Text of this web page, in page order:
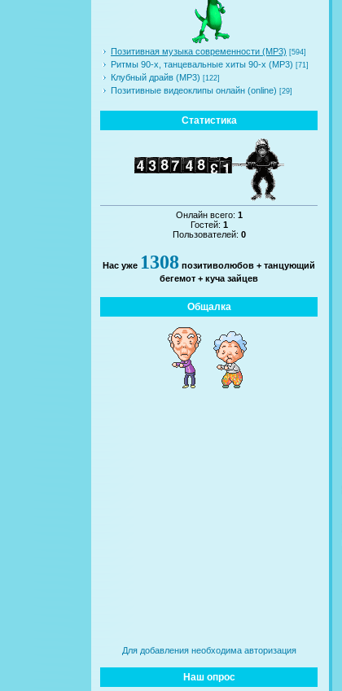
Позитивная музыка современности (MP3) [594]
Ритмы 90-х, танцевальные хиты 90-х (MP3) [71]
Клубный драйв (MP3) [122]
Позитивные видеоклипы онлайн (online) [29]
Статистика
Онлайн всего: 1
Гостей: 1
Пользователей: 0
Нас уже 1308 позитиволюбов + танцующий
бегемот + куча зайцев
Общалка
Для добавления необходима авторизация
Наш опрос